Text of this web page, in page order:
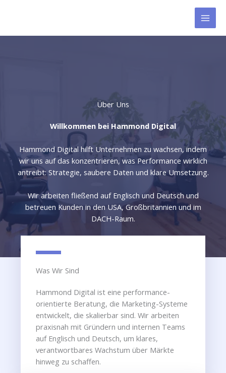
Über Uns
Willkommen bei Hammond Digital
Hammond Digital hilft Unternehmen zu wachsen, indem
wir uns auf das konzentrieren, was Performance wirklich
antreibt: Strategie, saubere Daten und klare Umsetzung.
Wir arbeiten fließend auf Englisch und Deutsch und
betreuen Kunden in den USA, Großbritannien und im
DACH-Raum.
Was Wir Sind
Hammond Digital ist eine performance-
orientierte Beratung, die Marketing-Systeme
entwickelt, die skalierbar sind. Wir arbeiten
praxisnah mit Gründern und internen Teams
auf Englisch und Deutsch, um klares,
verantwortbares Wachstum über Märkte
hinweg zu schaffen.